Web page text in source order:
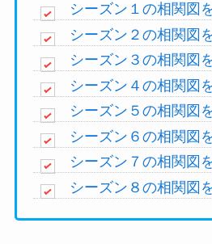
シーズン１の相関図
シーズン２の相関図
シーズン３の相関図
シーズン４の相関図
シーズン５の相関図
シーズン６の相関図
シーズン７の相関図
シーズン８の相関図